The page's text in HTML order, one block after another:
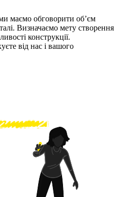
маємо обговорити об’єм
Визначаємо мету створення
конструкції.
від нас і вашого